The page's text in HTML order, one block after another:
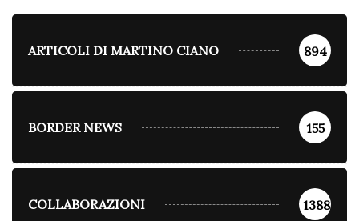
ARTICOLI DI MARTINO CIANO 894
BORDER NEWS 155
COLLABORAZIONI 1388